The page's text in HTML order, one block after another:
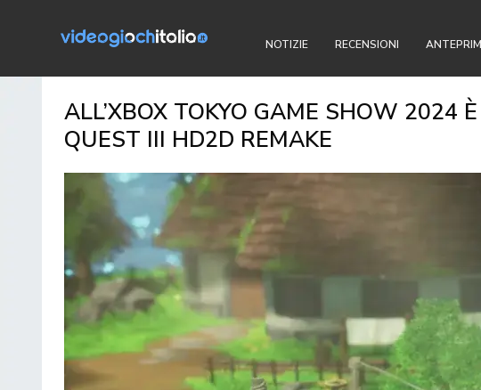
NOTIZIE RECENSIONI
ALL’XBOX TOKYO GAME SHOW 2024
QUEST III HD2D REMAKE